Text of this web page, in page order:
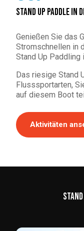
Stand Up Paddle in
Genießen Sie das
Stromschnellen in
Stand Up Paddling
Das riesige Stand
Flusssportarten,
auf diesem Boot
Aktivitäten